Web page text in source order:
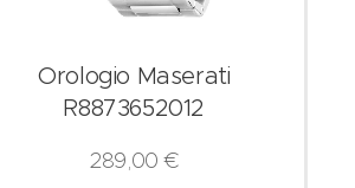
Orologio Maserati
R8873652012
289,00 €